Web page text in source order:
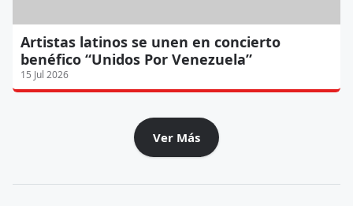
Artistas latinos se unen en concierto
benéfico “Unidos Por Venezuela”
15 Jul 2026
Ver Más